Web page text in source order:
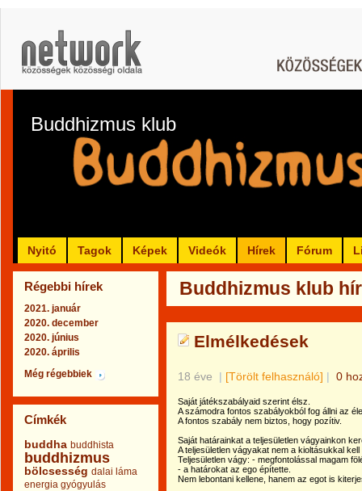
Buddhizmus klub
Nyitó Tagok Képek Videók Hírek Fórum
Régebbi hírek
2021. január
2020. december
2020. június
2020. április
Még régebbiek
Címkék
buddha buddhista
buddhizmus
bölcsesség dalai láma
energia gyógyulás
Buddhizmus klub
Elmélkedések
18 éve | [Törölt felhasználó] | 0
Saját játékszabályaid szerint élsz.
A számodra fontos szabályokból fog állni az
A fontos szabály nem biztos, hogy pozítiv.
Saját határainkat a teljesületlen vágyainkon
A teljesületlen vágyakat nem a kioltásukkal
Teljesületlen vágy: - megfontolással magam
- a határokat az ego építette.
Nem lebontani kellene, hanem az egot is